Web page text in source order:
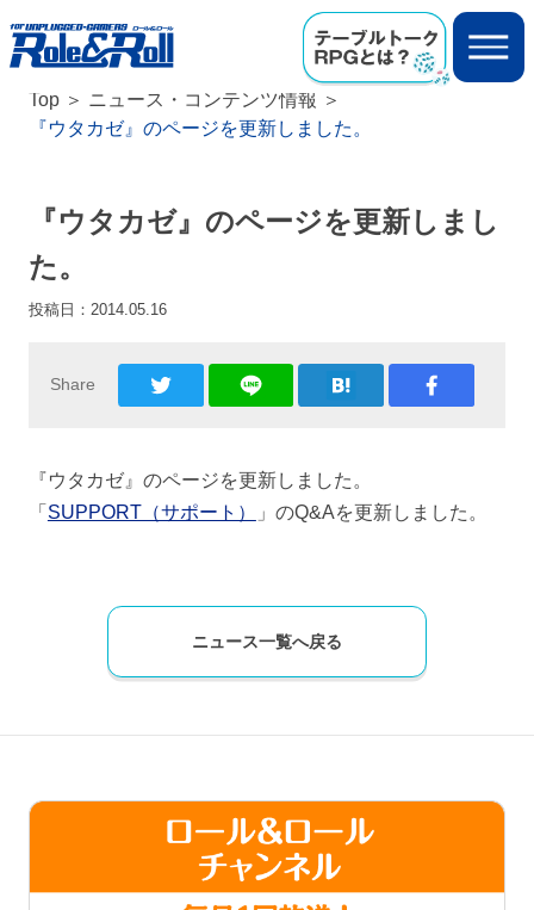
Top
ニュース・コンテンツ情報
『ウタカゼ』のページを更新しました。
『ウタカゼ』のページを更新しまし
た。
投稿日： 2014.05.16
Share
『ウタカゼ』のページを更新しました。
「 SUPPORT（サポート） 」のQ&Aを更新しました。
ニュース一覧へ戻る